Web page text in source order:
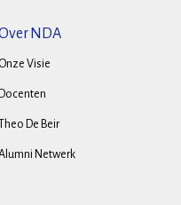
NDA
Onze Visie
Docenten
Theo De Beir
Netwerk